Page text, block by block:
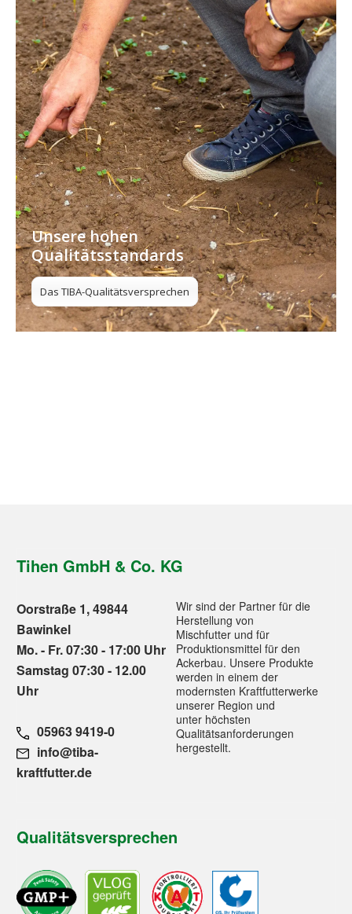
Unsere hohen
Qualitätsstandards
Das TIBA-Qualitätsversprechen
Tihen GmbH & Co. KG
Oorstraße 1, 49844
Bawinkel
Mo. - Fr. 07:30 - 17:00 Uhr
Samstag 07:30 - 12.00
Uhr
05963 9419-0
info@tiba-
kraftfutter.de
Wir sind der Partner für die
Herstellung von
Mischfutter und für
Produktionsmittel für den
Ackerbau. Unsere Produkte
werden in einem der
modernsten Kraftfutterwerke
unserer Region und
unter höchsten
Qualitätsanforderungen
hergestellt.
Qualitätsversprechen